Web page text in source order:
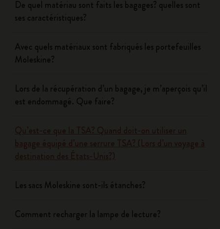
De quel matériau sont faits les bagages? quelles sont
ses caractéristiques?
Avec quels matériaux sont fabriqués les portefeuilles
Moleskine?
Lors de la récupération d’un bagage, je m’aperçois qu’il
est endommagé. Que faire?
Qu’est-ce que la TSA? Quand doit-on utiliser un
bagage équipé d’une serrure TSA? (Lors d’un voyage à
destination des États-Unis?)
Les sacs Moleskine sont-ils étanches?
Comment recharger la lampe de lecture?